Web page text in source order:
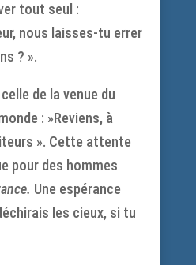
tout seul :
nous laisses-tu errer
? ».
de la venue du
: »Reviens, à
». Cette attente
pour des hommes
Une espérance
les cieux, si tu